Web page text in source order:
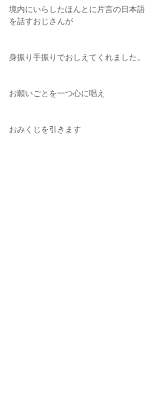
境内にいらしたほんとに片言の日本語
を話すおじさんが
身振り手振りでおしえてくれました。
お願いごとを一つ心に唱え
おみくじを引きます